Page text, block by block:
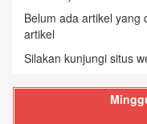
Belum ada artikel yang
artikel
Silakan kunjungi situs